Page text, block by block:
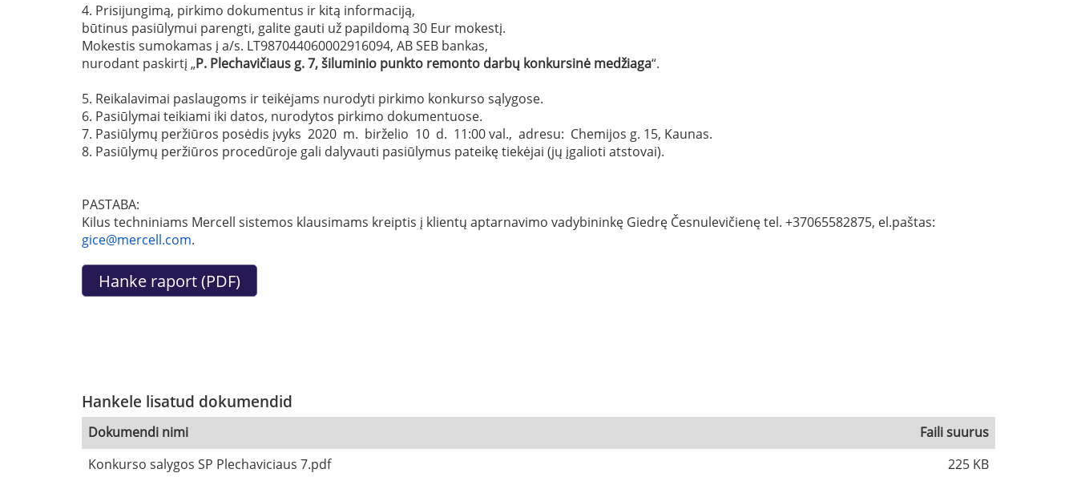
4. Prisijungimą, pirkimo dokumentus ir kitą informaciją,
būtinus pasiūlymui parengti, galite gauti už papildomą 30 Eur mokestį.
Mokestis sumokamas į a/s. LT987044060002916094, AB SEB bankas,
nurodant paskirtį „P. Plechavičiaus g. 7,šiluminio punkto remonto darbų konkursinė medžiaga“.
5. Reikalavimai paslaugoms ir teikėjams nurodyti pirkimo konkurso sąlygose.
6. Pasiūlymai teikiami iki datos, nurodytos pirkimo dokumentuose.
7. Pasiūlymų peržiūros posėdis įvyks 2020 m. birželio 10 d. 11:00 val., adresu: Chemijos g. 15, Kaunas.
8. Pasiūlymų peržiūros procedūroje gali dalyvauti pasiūlymus pateikę tiekėjai (jų įgalioti atstovai).
PASTABA:
Kilus techniniams Mercell sistemos klausimams kreiptis į klientų aptarnavimo vadybininkę Giedrę Česnulevičienę tel. +37065582875, el.paštas:
gice@mercell.com.
Hankele lisatud dokumendid
Dokumendi nimi
Faili suurus
Konkurso salygos SP Plechaviciaus 7.pdf
225 KB